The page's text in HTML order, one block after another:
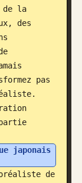
de la
des
pas
japonais
de